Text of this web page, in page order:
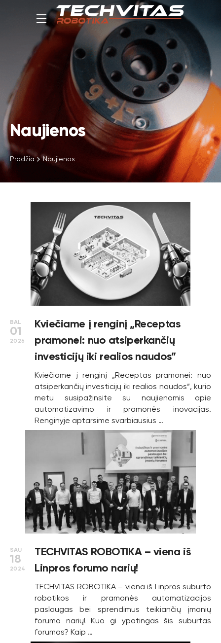
Naujienos
Pradžia Naujienos
BAL
01
2026
Kviečiame į renginį „Receptas
pramonei: nuo atsiperkančių
investicijų iki realios naudos”
Kviečiame į renginį „Receptas pramonei: nuo
atsiperkančių investicijų iki realios naudos”, kurio
metu susipažinsite su naujienomis apie
automatizavimo ir pramonės inovacijas.
Renginyje aptarsime svarbiausius …
SAU
18
2024
TECHVITAS ROBOTIKA – viena iš
Linpros forumo narių!
TECHVITAS ROBOTIKA – viena iš Linpros suburto
robotikos ir pramonės automatizacijos
paslaugas bei sprendimus teikiančių įmonių
forumo narių! Kuo gi ypatingas šis suburtas
forumas? Kaip …